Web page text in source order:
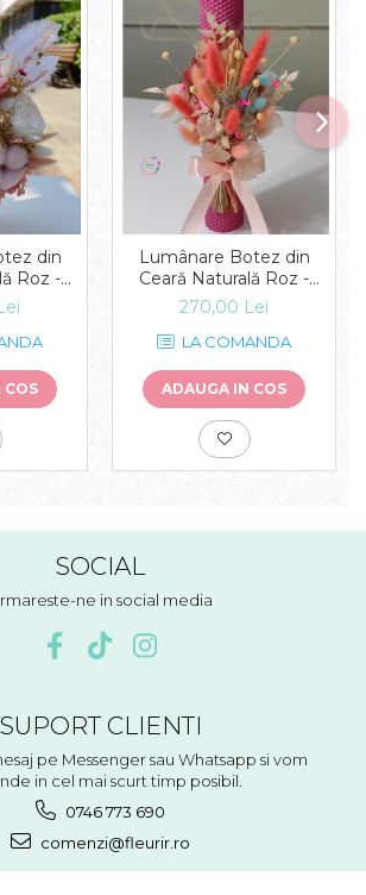
din
Roz -
COS
Lumânare Botez din
Ceară Naturală Roz -
Vibrația Culorilor
270,00 Lei
LA COMANDA
ADAUGA IN COS
SOCIAL
ne in social media
SUPORT CLIENTI
pe Messenger sau Whatsapp si vom
in cel mai scurt timp posibil.
0746 773 690
comenzi@fleurir.ro